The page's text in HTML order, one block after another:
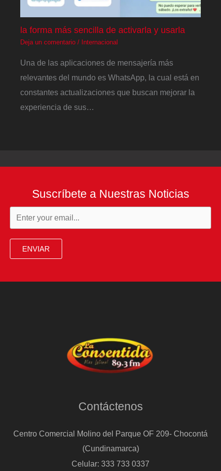
la forma más sencilla de activarla y usarla
Deja un comentario / Internacional
Una de las aplicaciones de mensajería más
relevantes del mundo es WhatsApp, la cual está en
constantes actualizaciones que buscan mejorar la
experiencia de sus…
Suscríbete a Nuestras Noticias
ENVIAR
Contáctenos
Centro Comercial Molino del Parque OF 209- Chocontá
(Cundinamarca)
Celular: 333 733 0337